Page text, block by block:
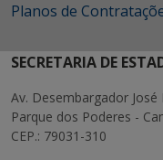
Planos de
SECRETARIA DE
Av. Desembargador
Parque dos Poderes -
CEP.: 79031-310